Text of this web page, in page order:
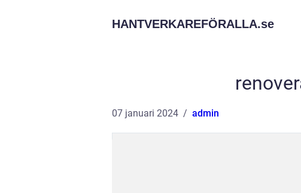
HANTVERKAREFÖRALLA.se
07 januari 2024 admin